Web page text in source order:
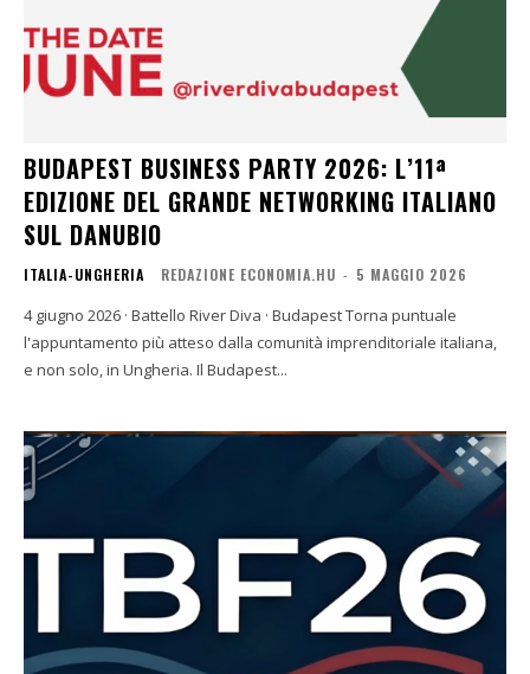
BUDAPEST BUSINESS PARTY 2026: L’11ª
EDIZIONE DEL GRANDE NETWORKING ITALIANO
SUL DANUBIO
ITALIA-UNGHERIA REDAZIONE ECONOMIA.HU - 5 MAGGIO 2026
4 giugno 2026 · Battello River Diva · Budapest Torna puntuale
l'appuntamento più atteso dalla comunità imprenditoriale italiana,
e non solo, in Ungheria. Il Budapest...